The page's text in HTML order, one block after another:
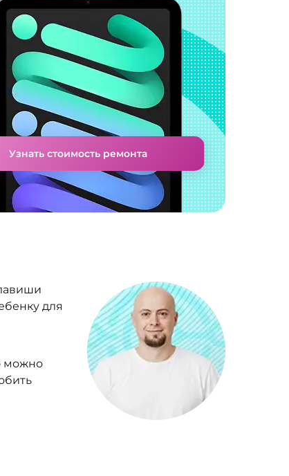
Узнать стоимость ремонта
для
можно